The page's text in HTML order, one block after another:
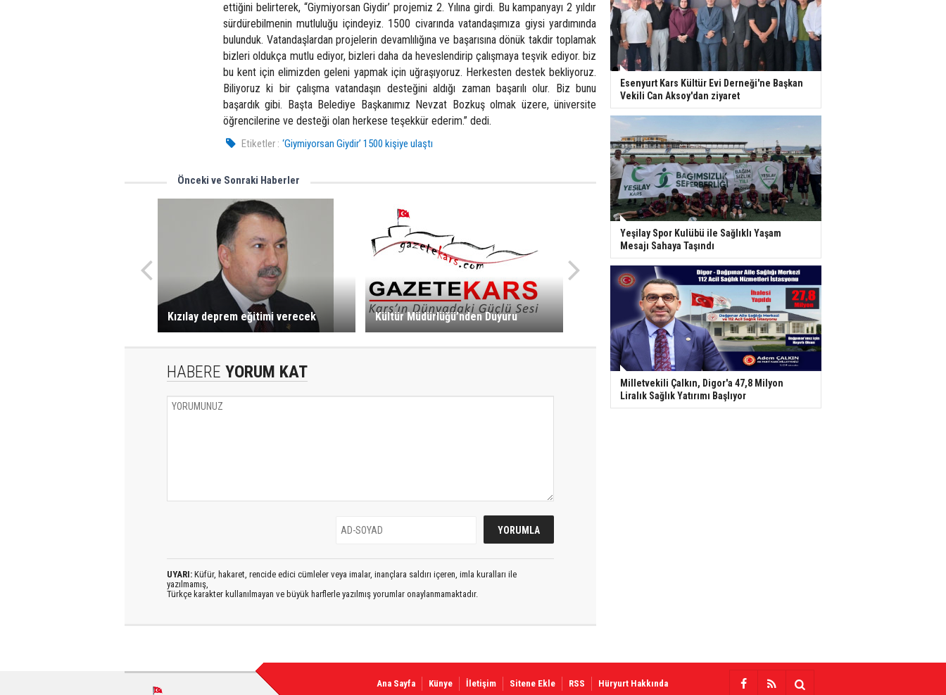
ettiğini belirterek, “Giymiyorsan Giydir’ projemiz 2. Yılına girdi. Bu kampanyayı 2 yıldır
sürdürebilmenin mutluluğu içindeyiz. 1500 civarında vatandaşımıza giysi yardımında
bulunduk. Vatandaşlardan projelerin devamlılığına ve başarısına dönük takdir toplamak
bizleri oldukça mutlu ediyor, bizleri daha da heveslendirip çalışmaya teşvik ediyor. biz
bu kent için elimizden geleni yapmak için uğraşıyoruz. Herkesten destek bekliyoruz.
Biliyoruz ki bir çalışma vatandaşın desteğini aldığı zaman başarılı olur. Biz bunu
başardık gibi. Başta Belediye Başkanımız Nevzat Bozkuş olmak üzere, üniversite
öğrencilerine ve desteği olan herkese teşekkür ederim.” dedi.
Etiketler : ‘Giymiyorsan Giydir’ 1500 kişiye ulaştı
Önceki ve Sonraki Haberler
Kızılay deprem eğitimi verecek Kültür Müdürlüğü’nden Duyuru
HABERE YORUM KAT
UYARI: Küfür, hakaret, rencide edici cümleler veya imalar, inançlara saldırı içeren, imla kuralları ile
yazılmamış,
Türkçe karakter kullanılmayan ve büyük harflerle yazılmış yorumlar onaylanmamaktadır.
Esenyurt Kars Kültür Evi Derneği'ne Başkan
Vekili Can Aksoy'dan ziyaret
Yeşilay Spor Kulübü ile Sağlıklı Yaşam
Mesajı Sahaya Taşındı
Milletvekili Çalkın, Digor'a 47,8 Milyon
Liralık Sağlık Yatırımı Başlıyor
Ana Sayfa Künye İletişim Sitene Ekle RSS Hüryurt Hakkında